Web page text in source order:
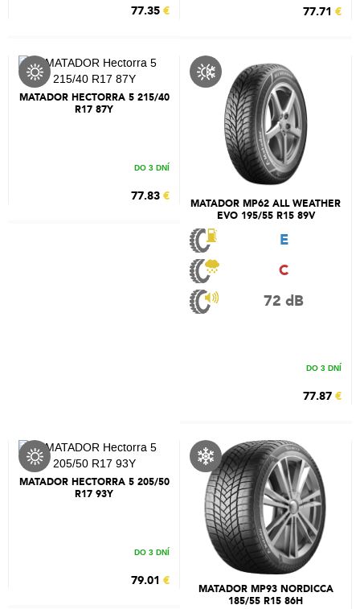
77.35 € 77.71 €
MATADOR HECTORRA 5 215/40
R17 87Y
DO 3 DNÍ
77.83 €
MATADOR MP62 ALL WEATHER
EVO 195/55 R15 89V
E
C
72 dB
DO 3 DNÍ
77.87 €
MATADOR HECTORRA 5 205/50
R17 93Y
DO 3 DNÍ
79.01 €
MATADOR MP93 NORDICCA
185/55 R15 86H